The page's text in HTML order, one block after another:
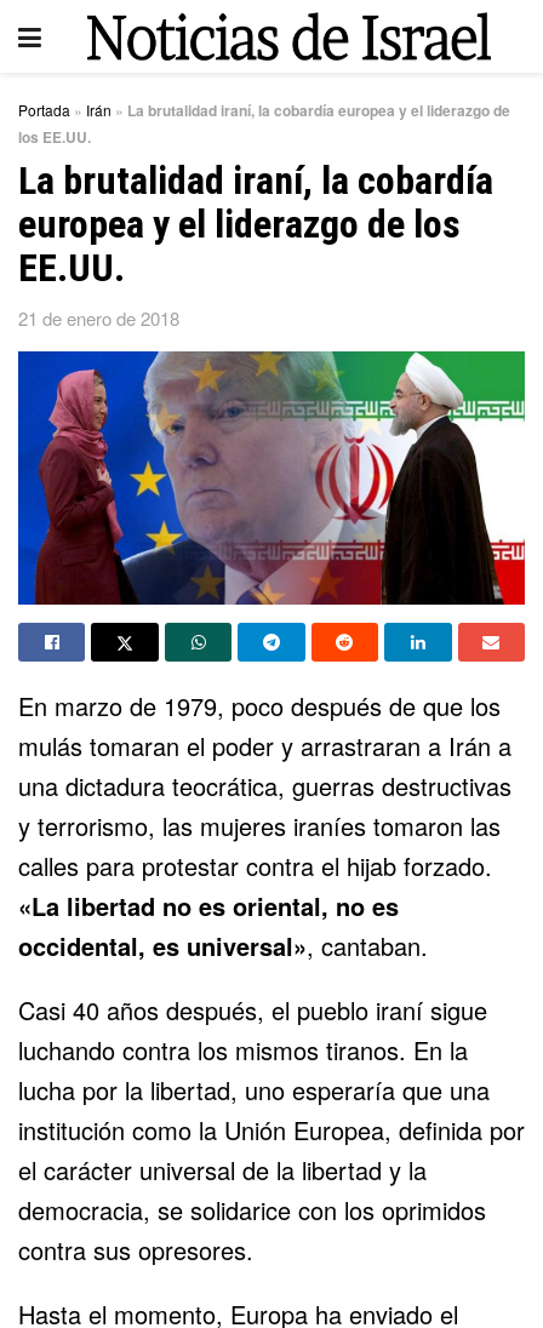
Portada » Irán » La brutalidad iraní, la cobardía europea y el liderazgo de
los EE.UU.
La brutalidad iraní, la cobardía
europea y el liderazgo de los
EE.UU.
21 de enero de 2018
En marzo de 1979, poco después de que los
mulás tomaran el poder y arrastraran a Irán a
una dictadura teocrática, guerras destructivas
y terrorismo, las mujeres iraníes tomaron las
calles para protestar contra el hijab forzado.
«La libertad no es oriental, no es
occidental, es universal», cantaban.
Casi 40 años después, el pueblo iraní sigue
luchando contra los mismos tiranos. En la
lucha por la libertad, uno esperaría que una
institución como la Unión Europea, definida por
el carácter universal de la libertad y la
democracia, se solidarice con los oprimidos
contra sus opresores.
Hasta el momento, Europa ha enviado el